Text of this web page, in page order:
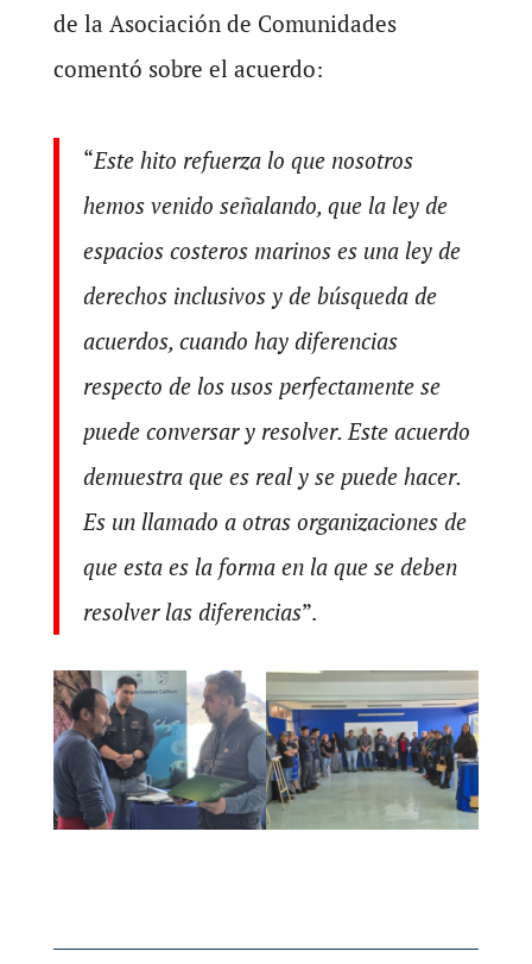
de la Asociación de Comunidades
comentó sobre el acuerdo:
“Este hito refuerza lo que nosotros
hemos venido señalando, que la ley de
espacios costeros marinos es una ley de
derechos inclusivos y de búsqueda de
acuerdos, cuando hay diferencias
respecto de los usos perfectamente se
puede conversar y resolver. Este acuerdo
demuestra que es real y se puede hacer.
Es un llamado a otras organizaciones de
que esta es la forma en la que se deben
resolver las diferencias”.